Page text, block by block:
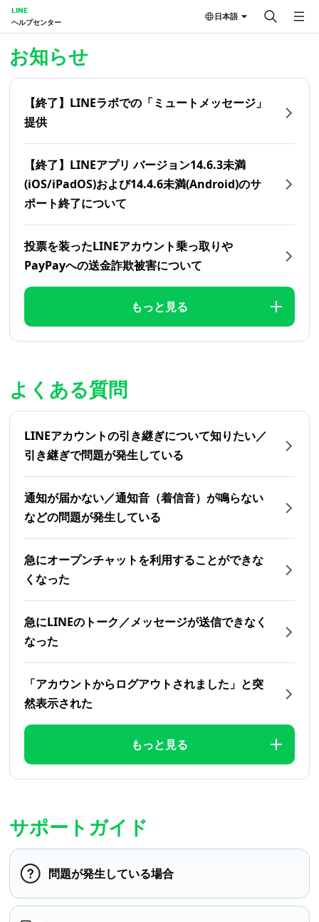
LINE
ヘルプセンター
日本語
お知らせ
【終了】LINEラボでの「ミュートメッセージ」
提供
【終了】LINEアプリ バージョン14.6.3未満
(iOS/iPadOS)および14.4.6未満(Android)のサ
ポート終了について
投票を装ったLINEアカウント乗っ取りや
PayPayへの送金詐欺被害について
もっと見る
よくある質問
LINEアカウントの引き継ぎについて知りたい／
引き継ぎで問題が発生している
通知が届かない／通知音（着信音）が鳴らない
などの問題が発生している
急にオープンチャットを利用することができな
くなった
急にLINEのトーク／メッセージが送信できなく
なった
「アカウントからログアウトされました」と突
然表示された
もっと見る
サポートガイド
問題が発生している場合